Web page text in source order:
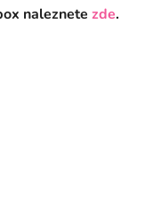
naleznete zde.